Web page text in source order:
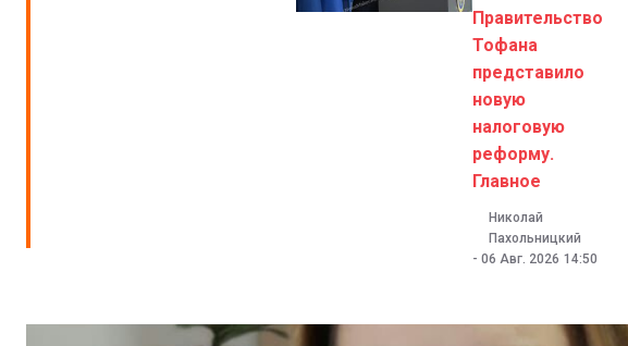
Правительство
Тофана
представило
новую
налоговую
реформу.
Главное
Николай
Пахольницкий
- 06 Авг. 2026 14:50